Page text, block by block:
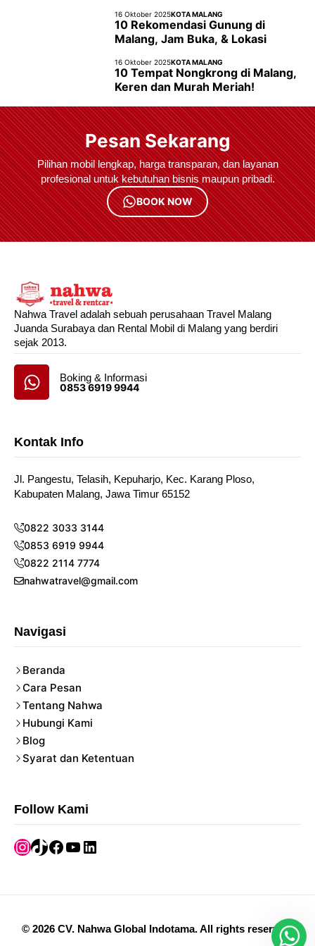
16 Oktober 2025KOTA MALANG
10 Rekomendasi Gunung di
Malang, Jam Buka, & Lokasi
16 Oktober 2025KOTA MALANG
10 Tempat Nongkrong di Malang,
Keren dan Murah Meriah!
Pesan Sekarang
Pilihan mobil lengkap, harga transparan, dan layanan
profesional untuk kebutuhan bisnis maupun pribadi.
BOOK NOW
Nahwa Travel adalah sebuah perusahaan Travel Malang
Juanda Surabaya dan Rental Mobil di Malang yang berdiri
sejak 2013.
Boking & Informasi
0853 6919 9944
Kontak Info
Jl. Pangestu, Telasih, Kepuharjo, Kec. Karang Ploso,
Kabupaten Malang, Jawa Timur 65152
0822 3033 3144
0853 6919 9944
0822 2114 7774
nahwatravel@gmail.com
Navigasi
Beranda
Cara Pesan
Tentang Nahwa
Hubungi Kami
Blog
Syarat dan Ketentuan
Follow Kami
Instagram
TikTok
Facebook
YouTube
LinkedIn
© 2026 CV. Nahwa Global Indotama.All rights reserved.